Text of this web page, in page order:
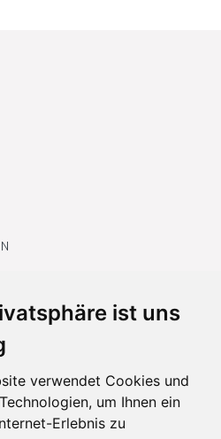
ist uns
verwendet Cookies und
um Ihnen ein
Erlebnis zu